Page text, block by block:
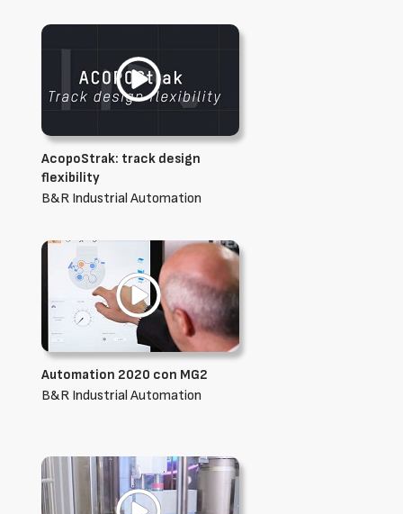
AcopoStrak: track design
flexibility
B&R Industrial Automation
Automation 2020 con MG2
B&R Industrial Automation